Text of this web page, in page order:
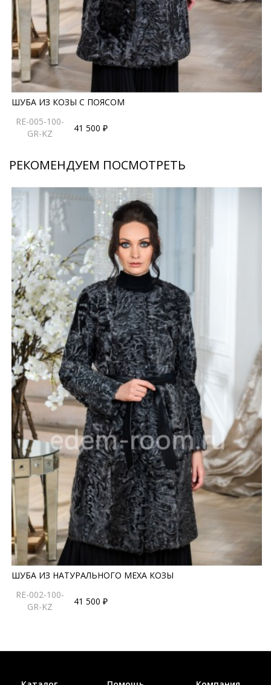
ШУБА ИЗ КОЗЫ С ПОЯСОМ
RE-005-100-
GR-KZ
41 500 ₽
РЕКОМЕНДУЕМ ПОСМОТРЕТЬ
ШУБА ИЗ НАТУРАЛЬНОГО МЕХА КОЗЫ
RE-002-100-
GR-KZ
41 500 ₽